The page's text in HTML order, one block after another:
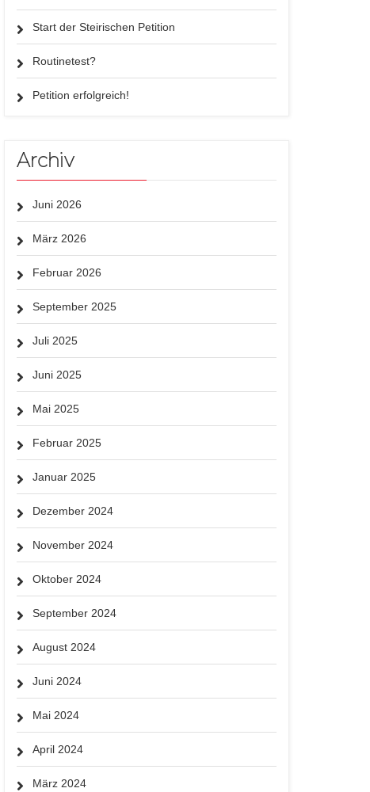
Start der Steirischen Petition
Routinetest?
Petition erfolgreich!
Archiv
Juni 2026
März 2026
Februar 2026
September 2025
Juli 2025
Juni 2025
Mai 2025
Februar 2025
Januar 2025
Dezember 2024
November 2024
Oktober 2024
September 2024
August 2024
Juni 2024
Mai 2024
April 2024
März 2024